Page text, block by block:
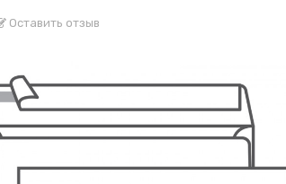
Оставить отзыв